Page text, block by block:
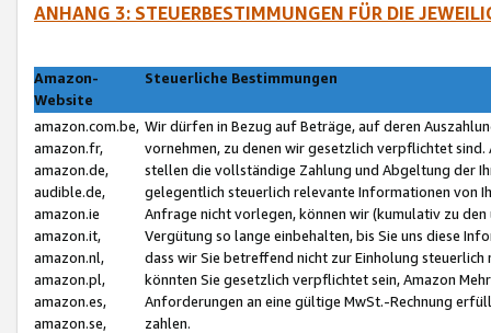
ANHANG 3: STEUERBESTIMMUNGEN FÜR DIE
Amazon-
Website
Steuerliche Bestimmungen
amazon.com.be,
amazon.fr,
amazon.de,
audible.de,
amazon.ie
amazon.it,
amazon.nl,
amazon.pl,
amazon.es,
amazon.se,
Wir dürfen in Bezug auf Beträge, auf deren
vornehmen, zu denen wir gesetzlich verpflichtet
stellen die vollständige Zahlung und Abgeltung der
gelegentlich steuerlich relevante Informationen von
Anfrage nicht vorlegen, können wir (kumulativ zu
Vergütung so lange einbehalten, bis Sie uns diese
dass wir Sie betreffend nicht zur Einholung
könnten Sie gesetzlich verpflichtet sein, Amazon
Anforderungen an eine gültige MwSt.-Rechnung
zahlen.